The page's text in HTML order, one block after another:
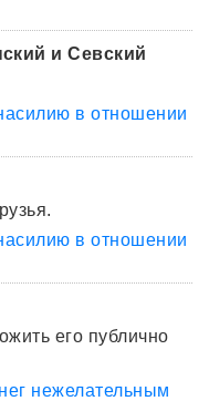
и Севский
в отношении
в отношении
его публично
нежелательным